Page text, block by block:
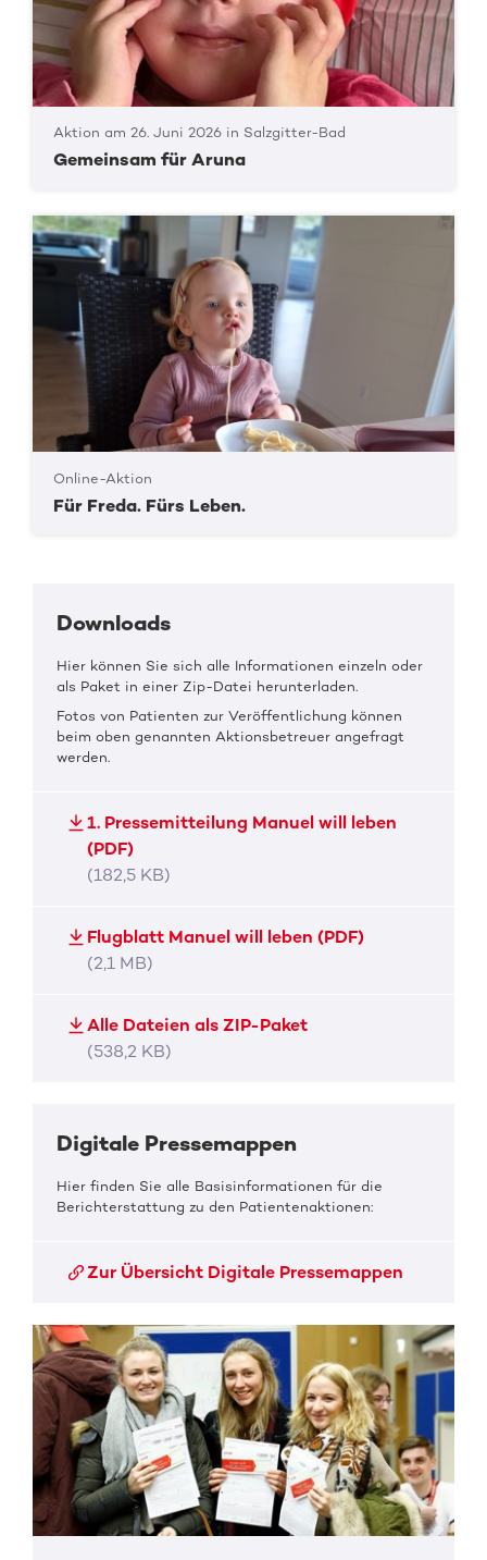
Aktion am 26. Juni 2026 in Salzgitter-Bad
Gemeinsam für Aruna
Online-Aktion
Für Freda. Fürs Leben.
Downloads
Hier können Sie sich alle Informationen einzeln oder
als Paket in einer Zip-Datei herunterladen.
Fotos von Patienten zur Veröffentlichung können
beim oben genannten Aktionsbetreuer angefragt
werden.
1. Pressemitteilung Manuel will leben
(PDF)
(182,5 KB)
Flugblatt Manuel will leben (PDF)
(2,1 MB)
Alle Dateien als ZIP-Paket
(538,2 KB)
Digitale Pressemappen
Hier finden Sie alle Basisinformationen für die
Berichterstattung zu den Patientenaktionen:
Zur Übersicht Digitale Pressemappen